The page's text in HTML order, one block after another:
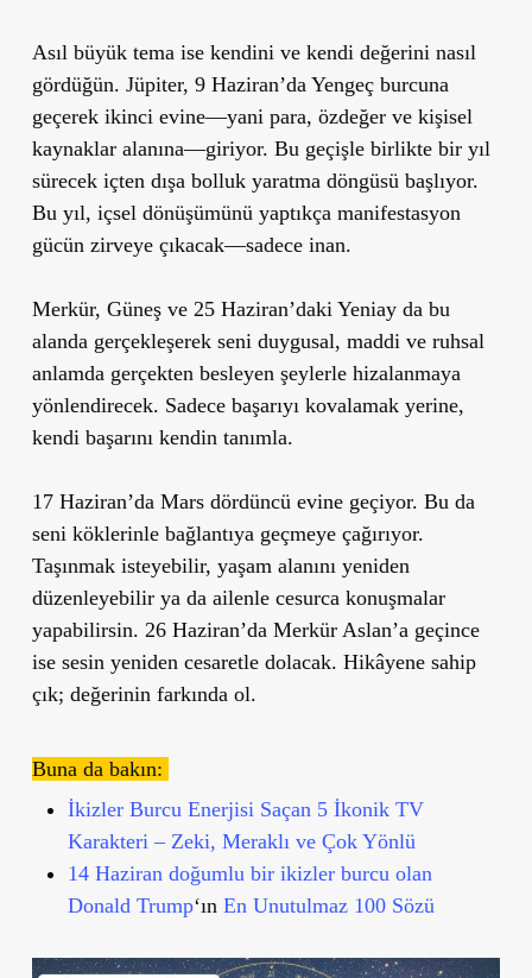
Asıl büyük tema ise kendini ve kendi değerini nasıl
gördüğün. Jüpiter, 9 Haziran’da Yengeç burcuna
geçerek ikinci evine—yani para, özdeğer ve kişisel
kaynaklar alanına—giriyor. Bu geçişle birlikte bir yıl
sürecek içten dışa bolluk yaratma döngüsü başlıyor.
Bu yıl, içsel dönüşümünü yaptıkça manifestasyon
gücün zirveye çıkacak—sadece inan.
Merkür, Güneş ve 25 Haziran’daki Yeniay da bu
alanda gerçekleşerek seni duygusal, maddi ve ruhsal
anlamda gerçekten besleyen şeylerle hizalanmaya
yönlendirecek. Sadece başarıyı kovalamak yerine,
kendi başarını kendin tanımla.
17 Haziran’da Mars dördüncü evinegeçiyor. Bu da
seni köklerinle bağlantıya geçmeye çağırıyor.
Taşınmak isteyebilir, yaşam alanını yeniden
düzenleyebilir ya da ailenle cesurca konuşmalar
yapabilirsin. 26 Haziran’da Merkür Aslan’a geçince
ise sesin yeniden cesaretle dolacak. Hikâyene sahip
çık; değerinin farkında ol.
Buna da bakın:
İkizler Burcu Enerjisi Saçan 5 İkonik TV
Karakteri – Zeki, Meraklı ve Çok Yönlü
14 Haziran doğumlu bir ikizler burcu olan
Donald Trump‘ın En Unutulmaz 100 Sözü